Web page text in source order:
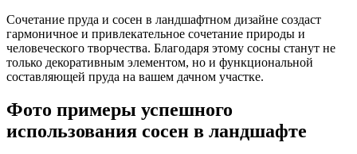
Сочетание пруда и сосен в ландшафтном дизайне создаст
гармоничное и привлекательное сочетание природы и
человеческого творчества. Благодаря этому сосны станут не
только декоративным элементом, но и функциональной
составляющей пруда на вашем дачном участке.
Фото примеры успешного
использования сосен в ландшафте